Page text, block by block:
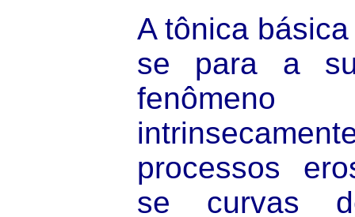
A tônica
se para a
processos
se curvas